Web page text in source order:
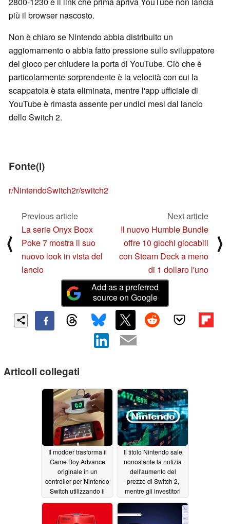
più il browser nascosto.
Non è chiaro se Nintendo abbia distribuito un
aggiornamento o abbia fatto pressione sullo sviluppatore
del gioco per chiudere la porta di YouTube. Ciò che è
particolarmente sorprendente è la velocità con cui la
scappatoia è stata eliminata, mentre l'app ufficiale di
YouTube è rimasta assente per undici mesi dal lancio
dello Switch 2.
Fonte(i)
r/NintendoSwitch2r/switch2
⟨
Previous article
La serie Onyx Boox
Poke 7 mostra il suo
nuovo look in vista del
lancio
Next article
Il nuovo Humble Bundle
offre 10 giochi giocabili
con Steam Deck a meno
di 1 dollaro l'uno
⟩
Add as a preferred
source on Google
Articoli collegati
Il modder trasforma il
Game Boy Advance
originale in un
controller per Nintendo
Switch utilizzando il
05/23/2026
Il titolo Nintendo sale
nonostante la notizia
dell'aumento del
prezzo di Switch 2,
mentre gli investitori
05/20/2026